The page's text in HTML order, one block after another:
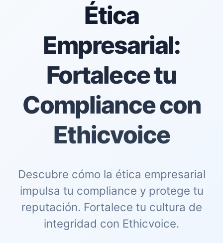
Ética
Empresarial:
Fortalece tu
Compliance con
Ethicvoice
Descubre cómo la ética empresarial
impulsa tu compliance y protege tu
reputación. Fortalece tu cultura de
integridad con Ethicvoice.